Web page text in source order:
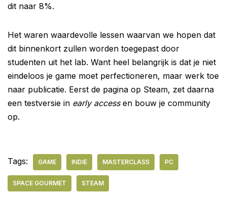
dit naar 8%.
Het waren waardevolle lessen waarvan we hopen dat
dit binnenkort zullen worden toegepast door
studenten uit het lab. Want heel belangrijk is dat je niet
eindeloos je game moet perfectioneren, maar werk toe
naar publicatie. Eerst de pagina op Steam, zet daarna
een testversie in early accessen bouw je community
op.
Tags: GAME INDIE MASTERCLASS PC
SPACE GOURMET STEAM